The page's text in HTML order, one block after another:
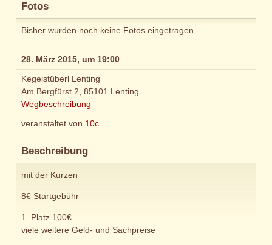
Fotos
Bisher wurden noch keine Fotos eingetragen.
28. März 2015, um 19:00
Kegelstüberl Lenting
Am Bergfürst 2, 85101 Lenting
Wegbeschreibung
veranstaltet von 10c
Beschreibung
mit der Kurzen
8€ Startgebühr
1. Platz 100€
viele weitere Geld- und Sachpreise